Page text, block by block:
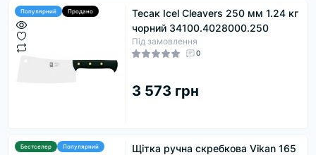
Популярний Продано
Тесак Icel Cleavers 250 мм 1.24 кг
чорний 34100.4028000.250
Під замовлення
0
3 573 грн
Бестселер Популярний
Щітка ручна скребкова Vikan 165